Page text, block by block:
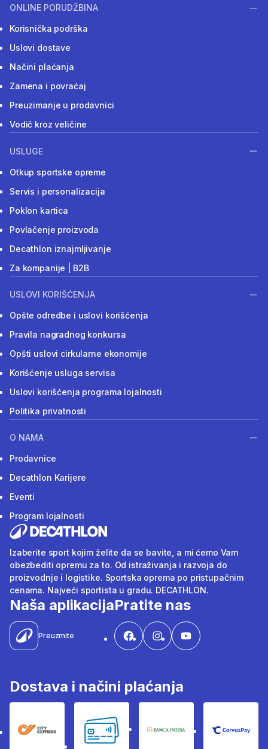
ONLINE PORUDŽBINA
Korisnička podrška
Uslovi dostave
Načini plaćanja
Zamena i povraćaj
Preuzimanje u prodavnici
Vodič kroz veličine
USLUGE
Otkup sportske opreme
Servis i personalizacija
Poklon kartica
Povlačenje proizvoda
Decathlon iznajmljivanje
Za kompanije | B2B
USLOVI KORIŠĆENJA
Opšte odredbe i uslovi korišćenja
Pravila nagradnog konkursa
Opšti uslovi cirkularne ekonomije
Korišćenje usluga servisa
Uslovi korišćenja programa lojalnosti
Politika privatnosti
O NAMA
Prodavnice
Decathlon Karijere
Eventi
Program lojalnosti
Izaberite sport kojim želite da se bavite, a mi ćemo Vam
obezbediti opremu za to. Od istraživanja i razvoja do
proizvodnje i logistike. Sportska oprema po pristupačnim
cenama. Najveći sportista u gradu. DECATHLON.
Naša aplikacija
Preuzmite
Pratite nas
Dostava i načini plaćanja
City Express Bankovne karticeBanka Intesa